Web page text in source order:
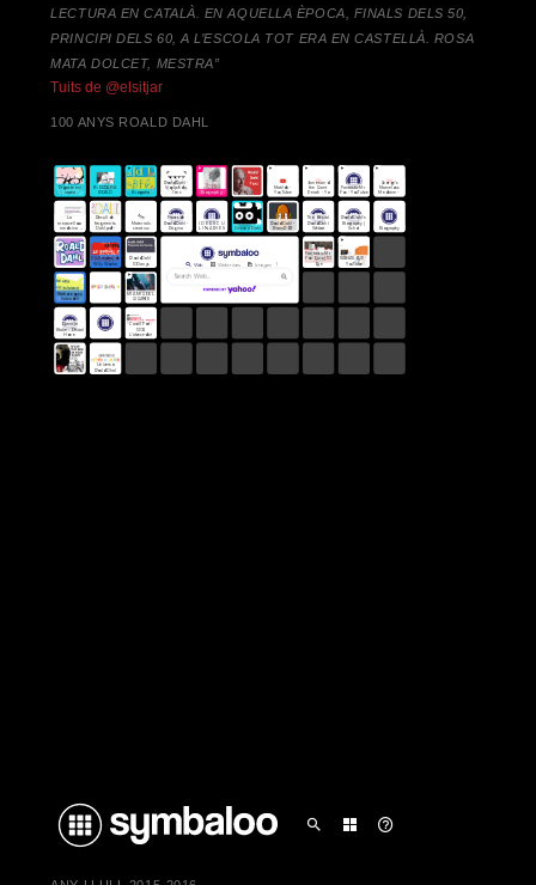
LECTURA EN CATALÀ. EN AQUELLA ÈPOCA, FINALS DELS 50,
PRINCIPI DELS 60, A L’ESCOLA TOT ERA EN CASTELLÀ. ROSA
MATA DOLCET, MESTRA”
Tuits de @elsitjar
100 ANYS ROALD DAHL